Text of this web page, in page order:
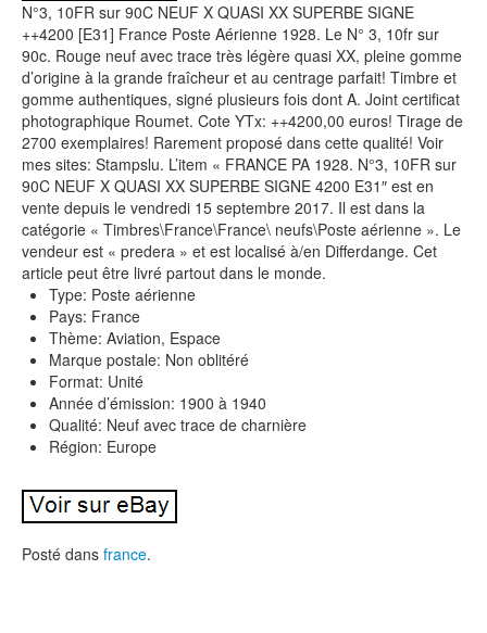
N°3, 10FR sur 90C NEUF X QUASI XX SUPERBE SIGNE
++4200 [E31] France Poste Aérienne 1928. Le N° 3, 10fr sur
90c. Rouge neuf avec trace très légère quasi XX, pleine gomme
d’origine à la grande fraîcheur et au centrage parfait! Timbre et
gomme authentiques, signé plusieurs fois dont A. Joint certificat
photographique Roumet. Cote YTx: ++4200,00 euros! Tirage de
2700 exemplaires! Rarement proposé dans cette qualité! Voir
mes sites: Stampslu. L’item « FRANCE PA 1928. N°3, 10FR sur
90C NEUF X QUASI XX SUPERBE SIGNE 4200 E31″ est en
vente depuis le vendredi 15 septembre 2017. Il est dans la
catégorie « Timbres\France\France\ neufs\Poste aérienne ». Le
vendeur est « predera » et est localisé à/en Differdange. Cet
article peut être livré partout dans le monde.
Type: Poste aérienne
Pays: France
Thème: Aviation, Espace
Marque postale: Non oblitéré
Format: Unité
Année d’émission: 1900 à 1940
Qualité: Neuf avec trace de charnière
Région: Europe
Posté dans france.